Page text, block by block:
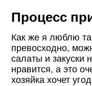
Процесс
Как же я люблю
превосходно,
салаты и закуски
нравится, а это
хозяйка хочет